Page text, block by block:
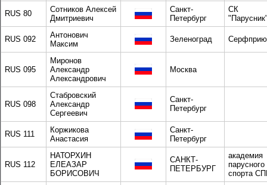
RUS 80
Сотников Алексей
Дмитриевич
Санкт-
Петербург
СК
RUS 092
Антонович
Максим
Зеленоград
RUS 095
Миронов
Александр
Александрович
Москва
RUS 098
Стабровский
Александр
Сергеевич
Санкт-
Петербург
RUS 111
Коржикова
Анастасия
Санкт-
Петербург
RUS 112
НАТОРХИН
ЕЛЕАЗАР
БОРИСОВИЧ
САНКТ-
ПЕТЕРБУРГ
академия
парусного
спорта